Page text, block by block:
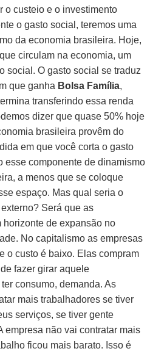
o custeio e o investimento
o gasto social, teremos uma
da economia brasileira. Hoje,
circulam na economia, um
social. O gasto social se traduz
que ganha Bolsa Família,
transferindo essa renda
dizer que quase 50% hoje
brasileira provêm do
em que você corta o gasto
esse componente de dinamismo
a menos que se coloque
espaço. Mas qual seria o
Será que as
horizonte de expansão no
No capitalismo as empresas
o custo é baixo. Elas compram
fazer girar aquele
consumo, demanda. As
mais trabalhadores se tiver
serviços, se tiver gente
empresa não vai contratar mais
ficou mais barato. Isso é